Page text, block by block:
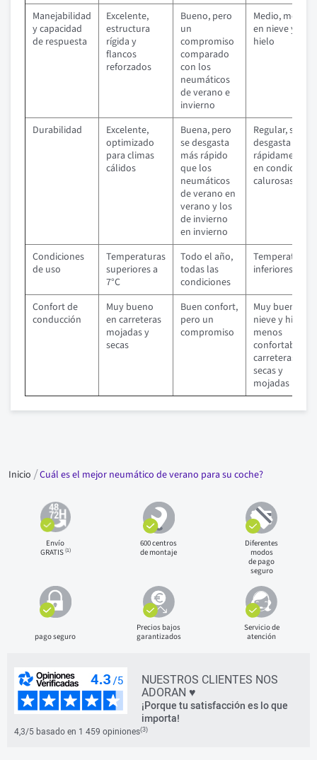
Manejabilidad
y capacidad
de respuesta
Excelente,
estructura
rígida y
flancos
reforzados
Bueno, pero
un
compromiso
comparado
con los
neumáticos
de verano e
invierno
Medio, mejor
en nieve y
hielo
Durabilidad
Excelente,
optimizado
para climas
cálidos
Buena, pero
se desgasta
más rápido
que los
neumáticos
de verano en
verano y los
de invierno
en invierno
Regular, se
desgasta
rápidamente
en condiciones
calurosas
Condiciones
de uso
Temperaturas
superiores a
7°C
Todo el año,
todas las
condiciones
Temperaturas
inferiores a 7°C
Confort de
conducción
Muy bueno
en carreteras
mojadas y
secas
Buen confort,
pero un
compromiso
Muy bueno en
nieve y hielo,
menos
confortable en
carreteras
secas y
mojadas
Inicio Cuál es el mejor neumático de verano para su coche?
Envío
GRATIS(1)
600 centros
de montaje
Diferentes
modos
de pago
seguro
pago seguro
Precios bajos
garantizados
Servicio de
atención
NUESTROS CLIENTES NOS
ADORAN ♥
¡Porque tu satisfacción es lo que
importa!
4,3/5 basado en 1 459 opiniones(3)